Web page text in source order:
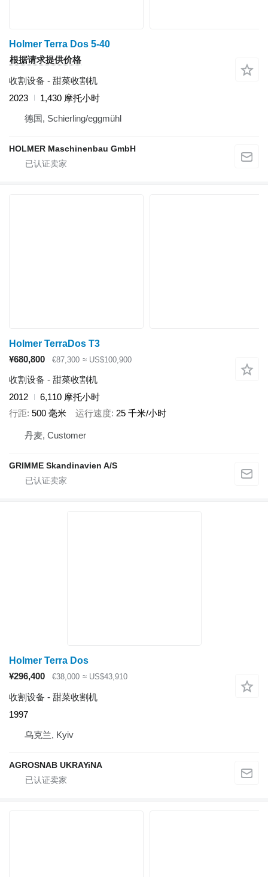
Holmer Terra Dos 5-40
根据请求提供价格
收割设备 - 甜菜收割机
2023
1,430 摩托小时
德国, Schierling/eggmühl
HOLMER Maschinenbau GmbH
Holmer TerraDos T3
¥680,800
€87,300 ≈ US$100,900
收割设备 - 甜菜收割机
2012
6,110 摩托小时
行距 500 毫米 运行速度 25 千米/小时
丹麦, Customer
GRIMME Skandinavien A/S
Holmer Terra Dos
¥296,400
€38,000 ≈ US$43,910
收割设备 - 甜菜收割机
1997
乌克兰, Kyiv
AGROSNAB UKRAYiNA